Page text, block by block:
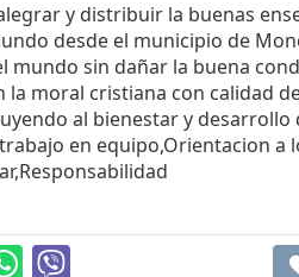
y distribuir la buenas
desde el municipio de
mundo sin dañar la buena
la moral cristiana con calidad
al bienestar y desarrollo
en equipo,Orientacion a